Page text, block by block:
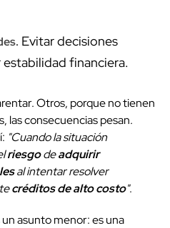
Evitar decisiones
financiera.
Otros, porque no tienen
las consecuencias pesan.
"Cuando la situación
riesgodeadquirir
al intentar resolver
créditos de alto costo".
asunto menor: es una